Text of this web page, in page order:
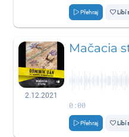
Přehraj Líbí
2.12.2021
Mačacia
0:00
Přehraj Líbí